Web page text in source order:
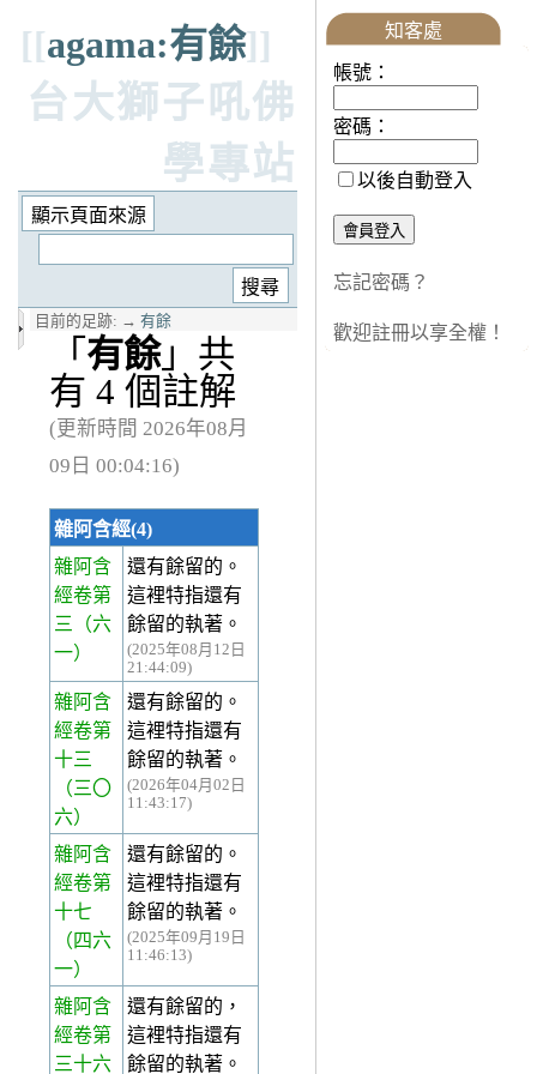
[[agama:有餘]]
台大獅子吼佛
學專站
目前的足跡: → 有餘
「 有餘」共
有 4 個註解
(更新時間 2026年08月
09日 00:04:16)
雜阿含經(4)
雜阿含
經卷第
三
（六
一）
還有餘留的。
這裡特指還有
餘留的執著。
(2025年08月12日
21:44:09)
雜阿含
經卷第
十三
（三〇
六）
還有餘留的。
這裡特指還有
餘留的執著。
(2026年04月02日
11:43:17)
雜阿含
經卷第
十七
（四六
一）
還有餘留的。
這裡特指還有
餘留的執著。
(2025年09月19日
11:46:13)
雜阿含
經卷第
三十六
還有餘留的，
這裡特指還有
餘留的執著。
知客處
帳號：
密碼：
以後自動登入
忘記密碼？
歡迎註冊以享全權！